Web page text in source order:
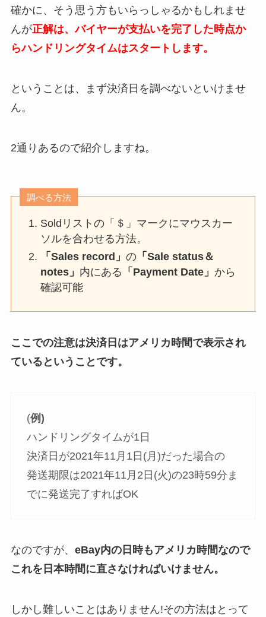
確かに、そう思う方もいらっしゃるかもしれませ
んが正解は、バイヤーが支払いを完了した時点か
らハンドリングタイムはスタートします。
ということは、まず決済日を調べないといけませ
ん。
2通りあるので紹介しますね。
調べる方法
Soldリストの「＄」マークにマウスカー
ソルを合わせる方法。
「Sales record」の 「Sale status＆
notes」 内にある 「Payment Date」 から
確認可能
ここでの注意は決済日はアメリカ時間で表示され
ているということです。
(例)
ハンドリングタイムが1日
決済日が2021年11月1日(月)だった場合の
発送期限は2021年11月2日(火)の23時59分ま
でに発送完了すればOK
なのですが、 eBay内の日時もアメリカ時間なので
これを日本時間に直さなければいけません。
しかし難しいことはありません!その方法はとって